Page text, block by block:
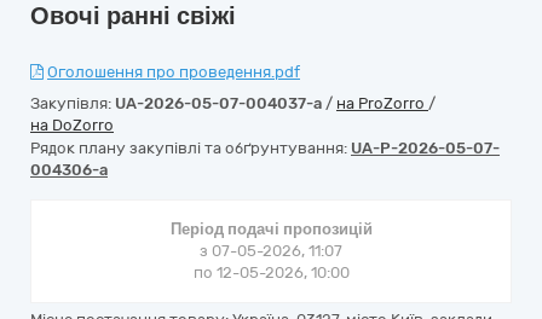
Овочі ранні свіжі
Оголошення про проведення.pdf
Закупівля: UA-2026-05-07-004037-a / на ProZorro /
на DoZorro
Рядок плану закупівлі та обґрунтування: UA-P-2026-05-07-
004306-a
Період подачі пропозицій
з 07-05-2026, 11:07
по 12-05-2026, 10:00